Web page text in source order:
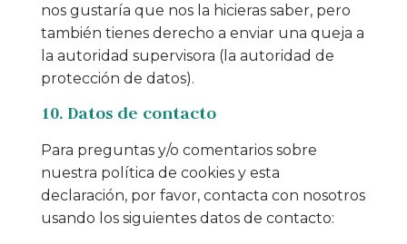
nos gustaría que nos la hicieras saber, pero
también tienes derecho a enviar una queja a
la autoridad supervisora (la autoridad de
protección de datos).
10. Datos de contacto
Para preguntas y/o comentarios sobre
nuestra política de cookies y esta
declaración, por favor, contacta con nosotros
usando los siguientes datos de contacto: